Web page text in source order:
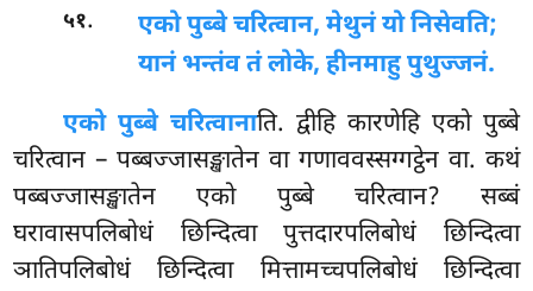
५१.
एको पुब्बे चरित्वान, मेथुनं यो निसेवति;
यानं भन्तंव तं लोके, हीनमाहु पुथुज्जनं.
एको पुब्बे चरित्वानाति. द्वीहि कारणेहि एको पुब्बे
चरित्वान – पब्बज्जासङ्खातेन वा गणाववस्सग्गट्ठेन वा. कथं
पब्बज्जासङ्खातेन एको पुब्बे चरित्वान? सब्बं
घरावासपलिबोधं छिन्दित्वा पुत्तदारपलिबोधं छिन्दित्वा
ञातिपलिबोधं छिन्दित्वा मित्तामच्चपलिबोधं छिन्दित्वा